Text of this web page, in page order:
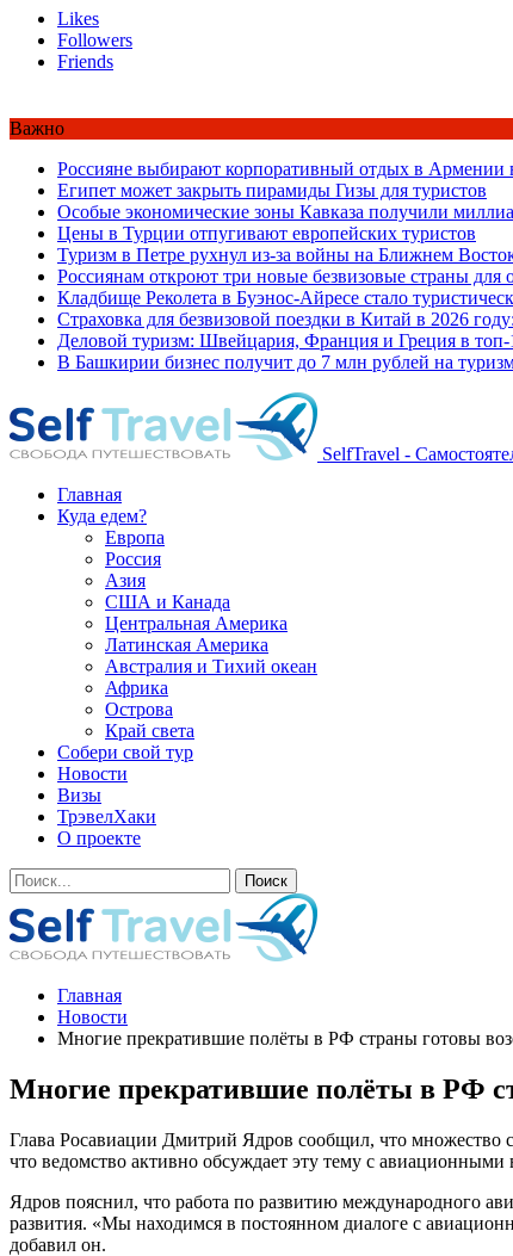
Likes
Followers
Friends
Важно
Россияне выбирают корпоративный отдых в Армении
Египет может закрыть пирамиды Гизы для туристов
Особые экономические зоны Кавказа получили
Цены в Турции отпугивают европейских туристов
Туризм в Петре рухнул из-за войны на Ближнем
Россиянам откроют три новые безвизовые страны для
Кладбище Реколета в Буэнос-Айресе стало
Страховка для безвизовой поездки в Китай в 2026
Деловой туризм: Швейцария, Франция и Греция в топ-
В Башкирии бизнес получит до 7 млн рублей на
SelfTravel -
Главная
Куда едем?
Европа
Россия
Азия
США и Канада
Центральная Америка
Латинская Америка
Австралия и Тихий океан
Африка
Острова
Край света
Собери свой тур
Новости
Визы
ТрэвелХаки
О проекте
Главная
Новости
Многие прекратившие полёты в РФ страны готовы
Многие прекратившие полёты в РФ
Глава Росавиации Дмитрий Ядров сообщил, что множество
что ведомство активно обсуждает эту тему с авиационными
Ядров пояснил, что работа по развитию международного
развития. «Мы находимся в постоянном диалоге с
добавил он.